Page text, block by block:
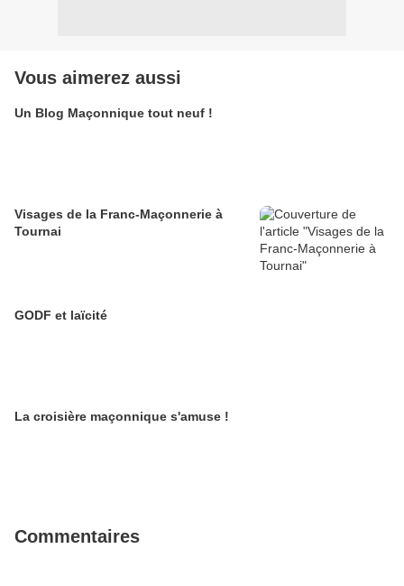
Vous aimerez aussi
Un Blog Maçonnique tout neuf !
Visages de la Franc-Maçonnerie à
Tournai
GODF et laïcité
La croisière maçonnique s'amuse !
Commentaires